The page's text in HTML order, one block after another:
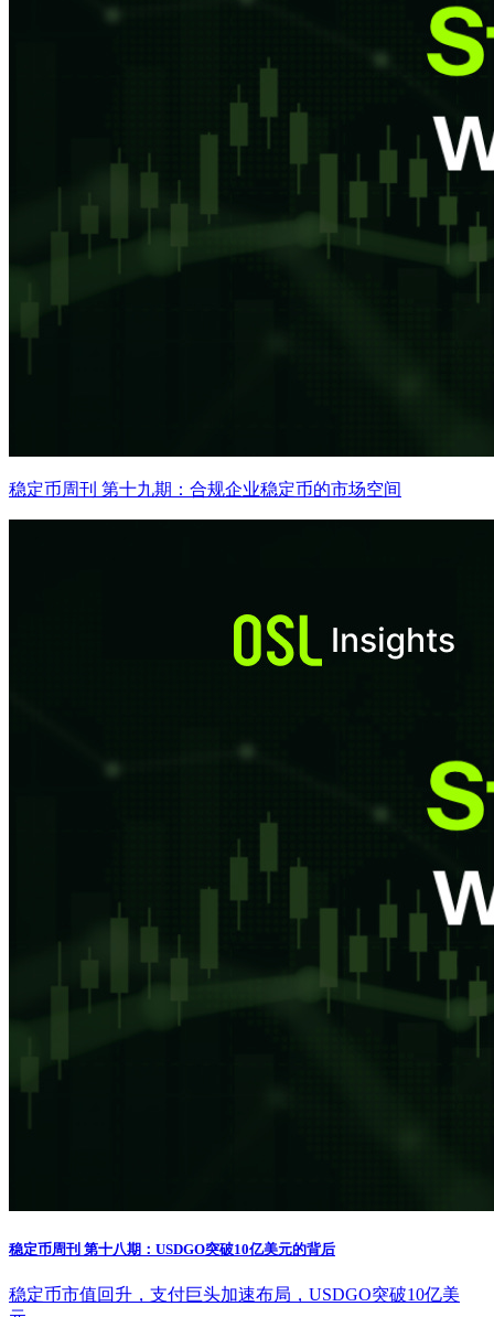
稳定币周刊 第十九期：合规企业稳定币的市场空间
稳定币周刊 第十八期：USDGO突破10亿美元的背后
稳定币市值回升，支付巨头加速布局，USDGO突破10亿美